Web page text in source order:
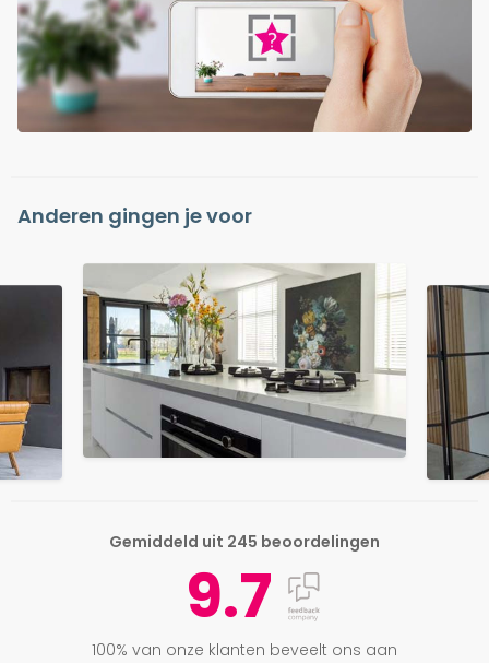
Anderen gingen je voor
Gemiddeld uit 245 beoordelingen
9.7
100% van onze klanten beveelt ons aan